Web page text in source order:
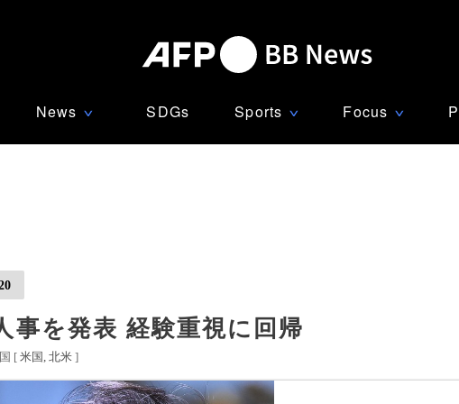
News ∨ SDGs Sports ∨ Focus ∨
事を発表 経験重視に回帰
[ 米国 北米 ]